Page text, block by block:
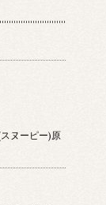
ヌーピー)原